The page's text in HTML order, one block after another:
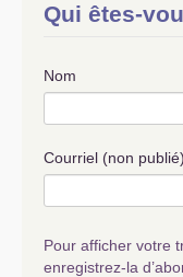
Qui êtes-
Nom
Courriel (non publié)
Pour afficher votre
enregistrez-la